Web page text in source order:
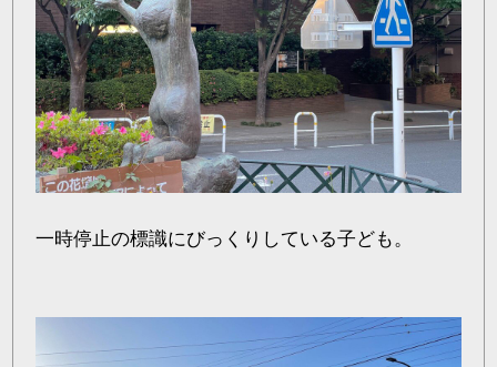
一時停止の標識にびっくりしている子ども。